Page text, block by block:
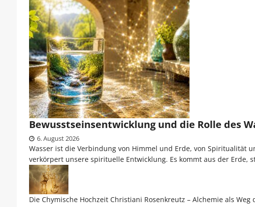
Bewusstseinsentwicklung und die Rolle des
6. August 2026
Wasser ist die Verbindung von Himmel und Erde, von Spiritualität
verkörpert unsere spirituelle Entwicklung. Es kommt aus der Erde,
Die Chymische Hochzeit Christiani Rosenkreutz – Alchemie als Weg